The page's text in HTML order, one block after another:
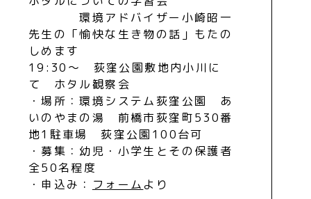
環境アドバイザー小崎昭一
先生の「愉快な生き物の話」もたの
しめます
19:30～ 荻窪公園敷地内小川に
て ホタル観察会
・場所：環境システム荻窪公園 あ
いのやまの湯 前橋市荻窪町530番
地1駐車場 荻窪公園100台可
・募集：幼児・小学生とその保護者
全50名程度
・申込み： フォーム より